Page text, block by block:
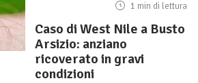
1 min di lettura
Caso di West Nile a Busto
Arsizio: anziano
ricoverato in gravi
condizioni